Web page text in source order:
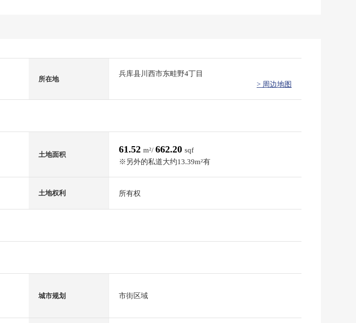
所在地
兵库县川西市东畦野4丁目
> 周边地图
土地面积 61.52 m²/ 662.20 sqf
※另外的私道大约13.39m²有
土地权利 所有权
城市规划 市街区域